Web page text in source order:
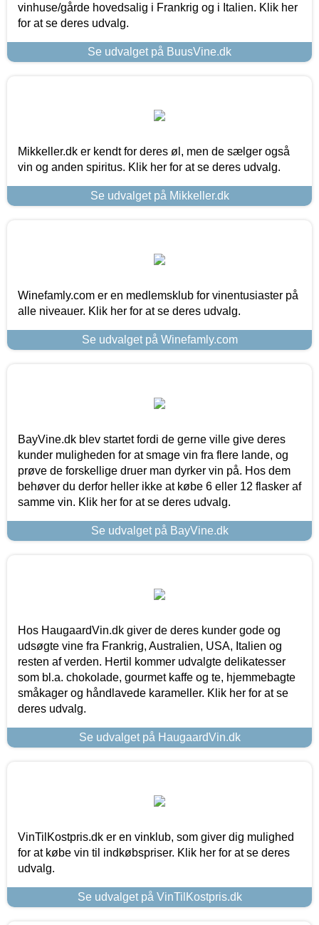
vinhuse/gårde hovedsalig i Frankrig og i Italien. Klik her
for at se deres udvalg.
Se udvalget på BuusVine.dk
Mikkeller.dk er kendt for deres øl, men de sælger også
vin og anden spiritus. Klik her for at se deres udvalg.
Se udvalget på Mikkeller.dk
Winefamly.com er en medlemsklub for vinentusiaster på
alle niveauer. Klik her for at se deres udvalg.
Se udvalget på Winefamly.com
BayVine.dk blev startet fordi de gerne ville give deres
kunder muligheden for at smage vin fra flere lande, og
prøve de forskellige druer man dyrker vin på. Hos dem
behøver du derfor heller ikke at købe 6 eller 12 flasker af
samme vin. Klik her for at se deres udvalg.
Se udvalget på BayVine.dk
Hos HaugaardVin.dk giver de deres kunder gode og
udsøgte vine fra Frankrig, Australien, USA, Italien og
resten af verden. Hertil kommer udvalgte delikatesser
som bl.a. chokolade, gourmet kaffe og te, hjemmebagte
småkager og håndlavede karameller. Klik her for at se
deres udvalg.
Se udvalget på HaugaardVin.dk
VinTilKostpris.dk er en vinklub, som giver dig mulighed
for at købe vin til indkøbspriser. Klik her for at se deres
udvalg.
Se udvalget på VinTilKostpris.dk